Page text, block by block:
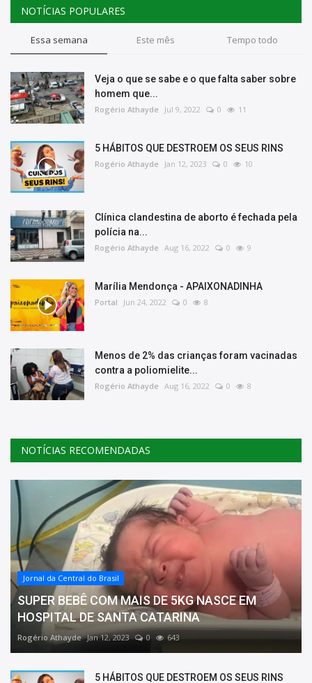
NOTÍCIAS POPULARES
Essa semana Este mês Tempo todo
Veja o que se sabe e o que falta saber sobre
homem que...
Rogério Athayde Jul 9, 2022 0 11
5 HÁBITOS QUE DESTROEM OS SEUS RINS
Rogério Athayde Jan 12, 2023 0 10
Clínica clandestina de aborto é fechada pela
polícia na...
Rogério Athayde Aug 16, 2022 0 9
Marília Mendonça - APAIXONADINHA
Portal Jun 24, 2022 0 8
Menos de 2% das crianças foram vacinadas
contra a poliomielite...
Rogério Athayde Aug 16, 2022 0 8
NOTÍCIAS RECOMENDADAS
Jornal da Central do Brasil
SUPER BEBÊ COM MAIS DE 5KG NASCE EM
HOSPITAL DE SANTA CATARINA
Rogério Athayde Jan 12, 2023 0 643
5 HÁBITOS QUE DESTROEM OS SEUS RINS